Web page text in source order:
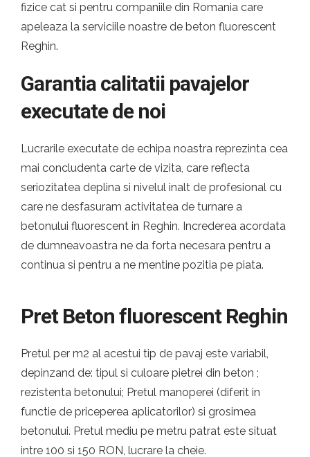
fizice cat si pentru companiile din Romania care
apeleaza la serviciile noastre de beton fluorescent
Reghin.
Garantia calitatii pavajelor
executate de noi
Lucrarile executate de echipa noastra reprezinta cea
mai concludenta carte de vizita, care reflecta
seriozitatea deplina si nivelul inalt de profesional cu
care ne desfasuram activitatea de turnare a
betonului fluorescent in Reghin. Increderea acordata
de dumneavoastra ne da forta necesara pentru a
continua si pentru a ne mentine pozitia pe piata.
Pret Beton fluorescent Reghin
Pretul per m2 al acestui tip de pavaj este variabil,
depinzand de: tipul si culoare pietrei din beton ;
rezistenta betonului; Pretul manoperei (diferit in
functie de priceperea aplicatorilor) si grosimea
betonului. Pretul mediu pe metru patrat este situat
intre 100 si 150 RON, lucrare la cheie.